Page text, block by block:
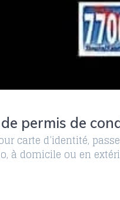
permis de
carte d’identité,
à domicile ou en